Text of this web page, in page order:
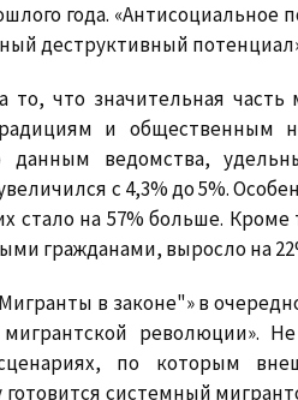
года.
деструктивный
что значительная
и общественным
данным ведомства,
с 4,3% до 5%.
стало на 57% больше. Кроме
гражданами, выросло на
в законе"» в
мигрантской революции».
сценариях, по которым
системный